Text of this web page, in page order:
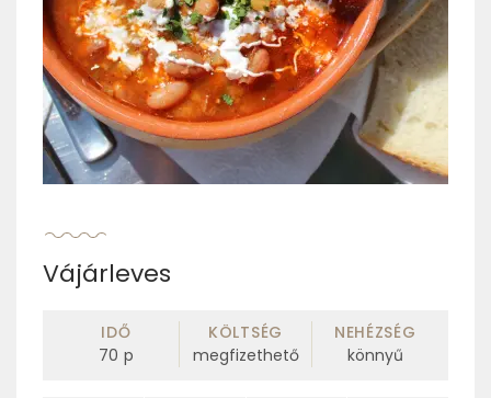
Vájárleves
IDŐ
70 p
KÖLTSÉG
megfizethető
NEHÉZSÉG
könnyű